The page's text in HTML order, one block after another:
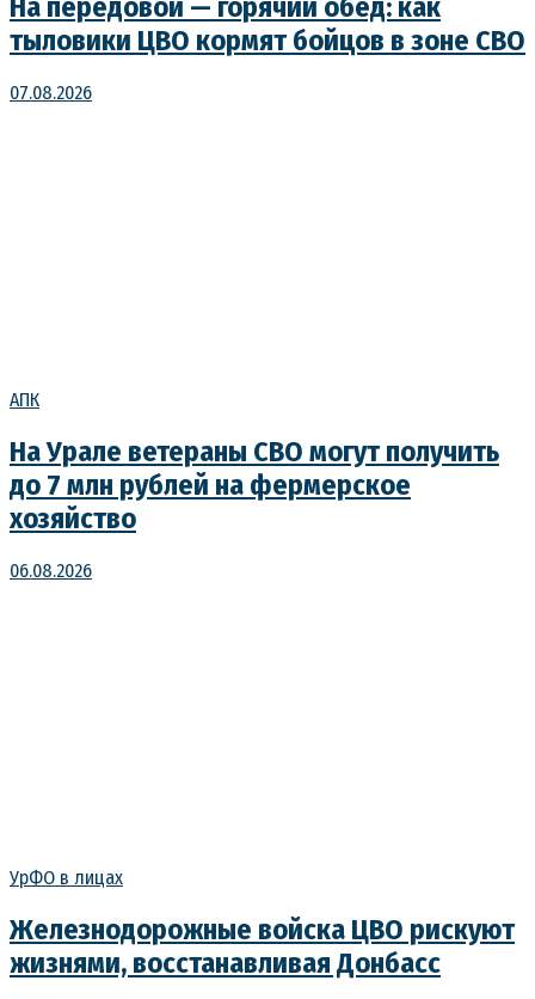
На передовой — горячий обед: как
тыловики ЦВО кормят бойцов в зоне СВО
07.08.2026
АПК
На Урале ветераны СВО могут получить
до 7 млн рублей на фермерское
хозяйство
06.08.2026
УрФО в лицах
Железнодорожные войска ЦВО рискуют
жизнями, восстанавливая Донбасс